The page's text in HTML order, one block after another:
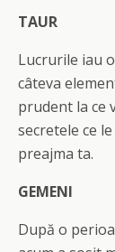
TAUR
Lucrurile iau
câteva
prudent la ce
secretele ce
preajma ta.
GEMENI
După o